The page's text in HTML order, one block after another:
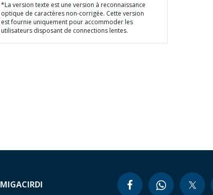
*La version texte est une version à reconnaissance
optique de caractères non-corrigée. Cette version
est fournie uniquement pour accommoder les
utilisateurs disposant de connections lentes.
MIGACIRDI